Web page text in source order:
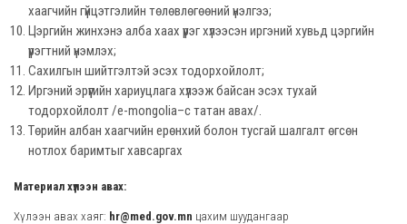
хаагчийн гүйцэтгэлийн төлөвлөгөөний үнэлгээ;
Цэргийн жинхэнэ алба хаах үүрэг хүлээсэн иргэний хувьд цэргийн
үүрэгтний үнэмлэх;
Сахилгын шийтгэлтэй эсэх тодорхойлолт;
Иргэний эрүүгийн хариуцлага хүлээж байсан эсэх тухай
тодорхойлолт /e-mongolia–с татан авах/.
Төрийн албан хаагчийн ерөнхий болон тусгай шалгалт өгсөн
нотлох баримтыг хавсаргах
Материал хүлээн авах:
Хүлээн авах хаяг: hr@med.gov.mn цахим шуудангаар